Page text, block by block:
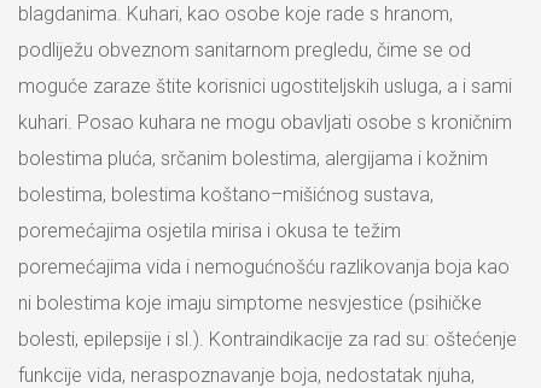
blagdanima. Kuhari, kao osobe koje rade s hranom,
podliježu obveznom sanitarnom pregledu, čime se od
moguće zaraze štite korisnici ugostiteljskih usluga, a i sami
kuhari. Posao kuhara ne mogu obavljati osobe s kroničnim
bolestima pluća, srčanim bolestima, alergijama i kožnim
bolestima, bolestima koštano–mišićnog sustava,
poremećajima osjetila mirisa i okusa te težim
poremećajima vida i nemogućnošću razlikovanja boja kao
ni bolestima koje imaju simptome nesvjestice (psihičke
bolesti, epilepsije i sl.). Kontraindikacije za rad su: oštećenje
funkcije vida, neraspoznavanje boja, nedostatak njuha,